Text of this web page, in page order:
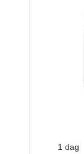
1 dag